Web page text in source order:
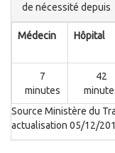
de nécessité depuis
Médecin Hôpital
7
minutes
42
Source Ministère du
actualisation 05/12/